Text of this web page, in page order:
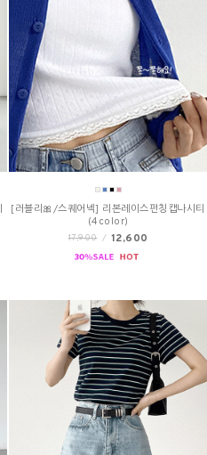
[러블리🎀/스퀘어넥] 리본레이스펀칭캡나시티
(4color)
17,900 / 12,600